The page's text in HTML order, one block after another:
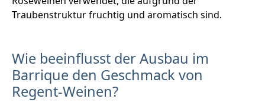
Traubenstruktur fruchtig und aromatisch sind.
Wie beeinflusst der Ausbau im
Barrique den Geschmack von
Regent-Weinen?